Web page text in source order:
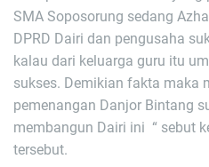
SMA Soposorung sedang
DPRD Dairi dan pengusaha
kalau dari keluarga guru itu
sukses. Demikian fakta maka
pemenangan Danjor Bintang
membangun Dairi ini “ sebut
tersebut.